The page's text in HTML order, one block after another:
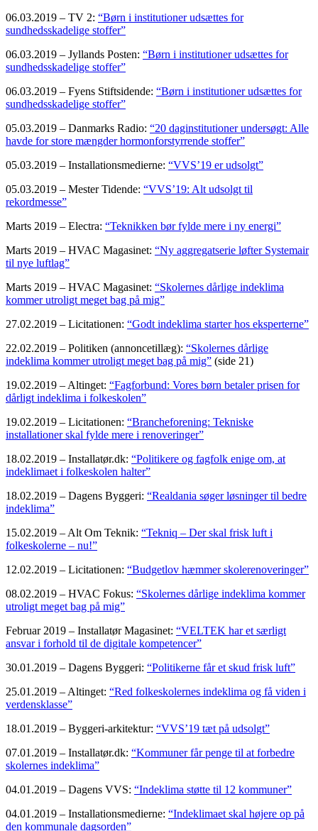
06.03.2019 – TV 2: “Børn i institutioner udsættes for
sundhedsskadelige stoffer”
06.03.2019 – Jyllands Posten: “Børn i institutioner udsættes for
sundhedsskadelige stoffer”
06.03.2019 – Fyens Stiftsidende: “Børn i institutioner udsættes for
sundhedsskadelige stoffer”
05.03.2019 – Danmarks Radio: “20 daginstitutioner undersøgt: Alle
havde for store mængder hormonforstyrrende stoffer”
05.03.2019 – Installationsmedierne: “VVS’19 er udsolgt”
05.03.2019 – Mester Tidende: “VVS’19: Alt udsolgt til
rekordmesse”
Marts 2019 – Electra: “Teknikken bør fylde mere i ny energi”
Marts 2019 – HVAC Magasinet: “Ny aggregatserie løfter Systemair
til nye luftlag”
Marts 2019 – HVAC Magasinet: “Skolernes dårlige indeklima
kommer utroligt meget bag på mig”
27.02.2019 – Licitationen: “Godt indeklima starter hos eksperterne”
22.02.2019 – Politiken (annoncetillæg): “Skolernes dårlige
indeklima kommer utroligt meget bag på mig” (side 21)
19.02.2019 – Altinget: “Fagforbund: Vores børn betaler prisen for
dårligt indeklima i folkeskolen”
19.02.2019 – Licitationen: “Brancheforening: Tekniske
installationer skal fylde mere i renoveringer”
18.02.2019 – Installatør.dk: “Politikere og fagfolk enige om, at
indeklimaet i folkeskolen halter”
18.02.2019 – Dagens Byggeri: “Realdania søger løsninger til bedre
indeklima”
15.02.2019 – Alt Om Teknik: “Tekniq – Der skal frisk luft i
folkeskolerne – nu!”
12.02.2019 – Licitationen: “Budgetlov hæmmer skolerenoveringer”
08.02.2019 – HVAC Fokus: “Skolernes dårlige indeklima kommer
utroligt meget bag på mig”
Februar 2019 – Installatør Magasinet: “VELTEK har et særligt
ansvar i forhold til de digitale kompetencer”
30.01.2019 – Dagens Byggeri: “Politikerne får et skud frisk luft”
25.01.2019 – Altinget: “Red folkeskolernes indeklima og få viden i
verdensklasse”
18.01.2019 – Byggeri-arkitektur: “VVS’19 tæt på udsolgt”
07.01.2019 – Installatør.dk: “Kommuner får penge til at forbedre
skolernes indeklima”
04.01.2019 – Dagens VVS: “Indeklima støtte til 12 kommuner”
04.01.2019 – Installationsmedierne: “Indeklimaet skal højere op på
den kommunale dagsorden”